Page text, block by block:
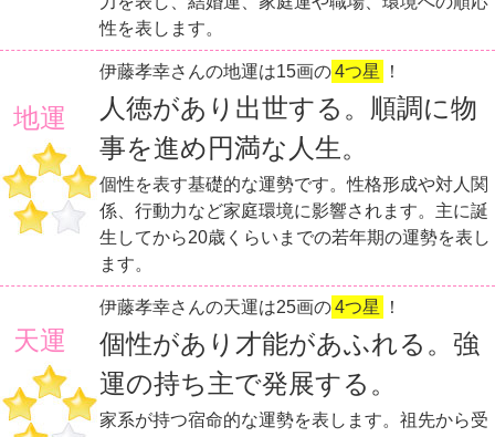
性を表します。
地運
伊藤孝幸さんの地運は15画の4つ星 ！
人徳があり出世する。順調に物
事を進め円満な人生。
個性を表す基礎的な運勢です。性格形成や対人関
係、行動力など家庭環境に影響されます。主に誕
生してから20歳くらいまでの若年期の運勢を表し
ます。
天運
伊藤孝幸さんの天運は25画の4つ星 ！
個性があり才能があふれる。強
運の持ち主で発展する。
家系が持つ宿命的な運勢を表します。祖先から受